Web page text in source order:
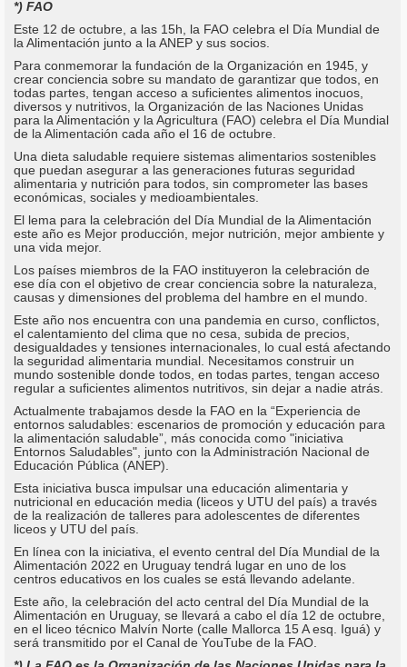
*) FAO
Este 12 de octubre, a las 15h, la FAO celebra el Día Mundial de
la Alimentación junto a la ANEP y sus socios.
Para conmemorar la fundación de la Organización en 1945, y
crear conciencia sobre su mandato de garantizar que todos, en
todas partes, tengan acceso a suficientes alimentos inocuos,
diversos y nutritivos, la Organización de las Naciones Unidas
para la Alimentación y la Agricultura (FAO) celebra el Día Mundial
de la Alimentación cada año el 16 de octubre.
Una dieta saludable requiere sistemas alimentarios sostenibles
que puedan asegurar a las generaciones futuras seguridad
alimentaria y nutrición para todos, sin comprometer las bases
económicas, sociales y medioambientales.
El lema para la celebración del Día Mundial de la Alimentación
este año es Mejor producción, mejor nutrición, mejor ambiente y
una vida mejor.
Los países miembros de la FAO instituyeron la celebración de
ese día con el objetivo de crear conciencia sobre la naturaleza,
causas y dimensiones del problema del hambre en el mundo.
Este año nos encuentra con una pandemia en curso, conflictos,
el calentamiento del clima que no cesa, subida de precios,
desigualdades y tensiones internacionales, lo cual está afectando
la seguridad alimentaria mundial. Necesitamos construir un
mundo sostenible donde todos, en todas partes, tengan acceso
regular a suficientes alimentos nutritivos, sin dejar a nadie atrás.
Actualmente trabajamos desde la FAO en la “Experiencia de
entornos saludables: escenarios de promoción y educación para
la alimentación saludable”, más conocida como "iniciativa
Entornos Saludables", junto con la Administración Nacional de
Educación Pública (ANEP).
Esta iniciativa busca impulsar una educación alimentaria y
nutricional en educación media (liceos y UTU del país) a través
de la realización de talleres para adolescentes de diferentes
liceos y UTU del país.
En línea con la iniciativa, el evento central del Día Mundial de la
Alimentación 2022 en Uruguay tendrá lugar en uno de los
centros educativos en los cuales se está llevando adelante.
Este año, la celebración del acto central del Día Mundial de la
Alimentación en Uruguay, se llevará a cabo el día 12 de octubre,
en el liceo técnico Malvín Norte (calle Mallorca 15 A esq. Iguá) y
será transmitido por el Canal de YouTube de la FAO.